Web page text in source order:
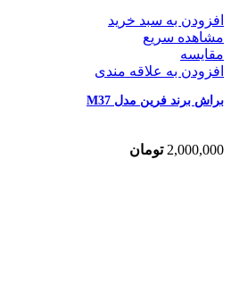
افزودن به سبد خرید
مشاهده سریع
مقایسه
افزودن به علاقه مندی
براش برند فرین مدل M37
2,000,000 تومان